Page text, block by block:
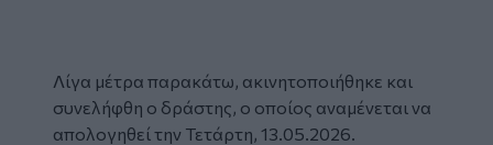
Λίγα μέτρα παρακάτω, ακινητοποιήθηκε και
συνελήφθη ο δράστης, ο οποίος αναμένεται να
απολογηθεί την Τετάρτη, 13.05.2026.